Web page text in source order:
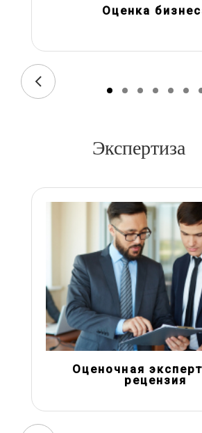
Оценка
Экспертиза
Оценочная
рецензия